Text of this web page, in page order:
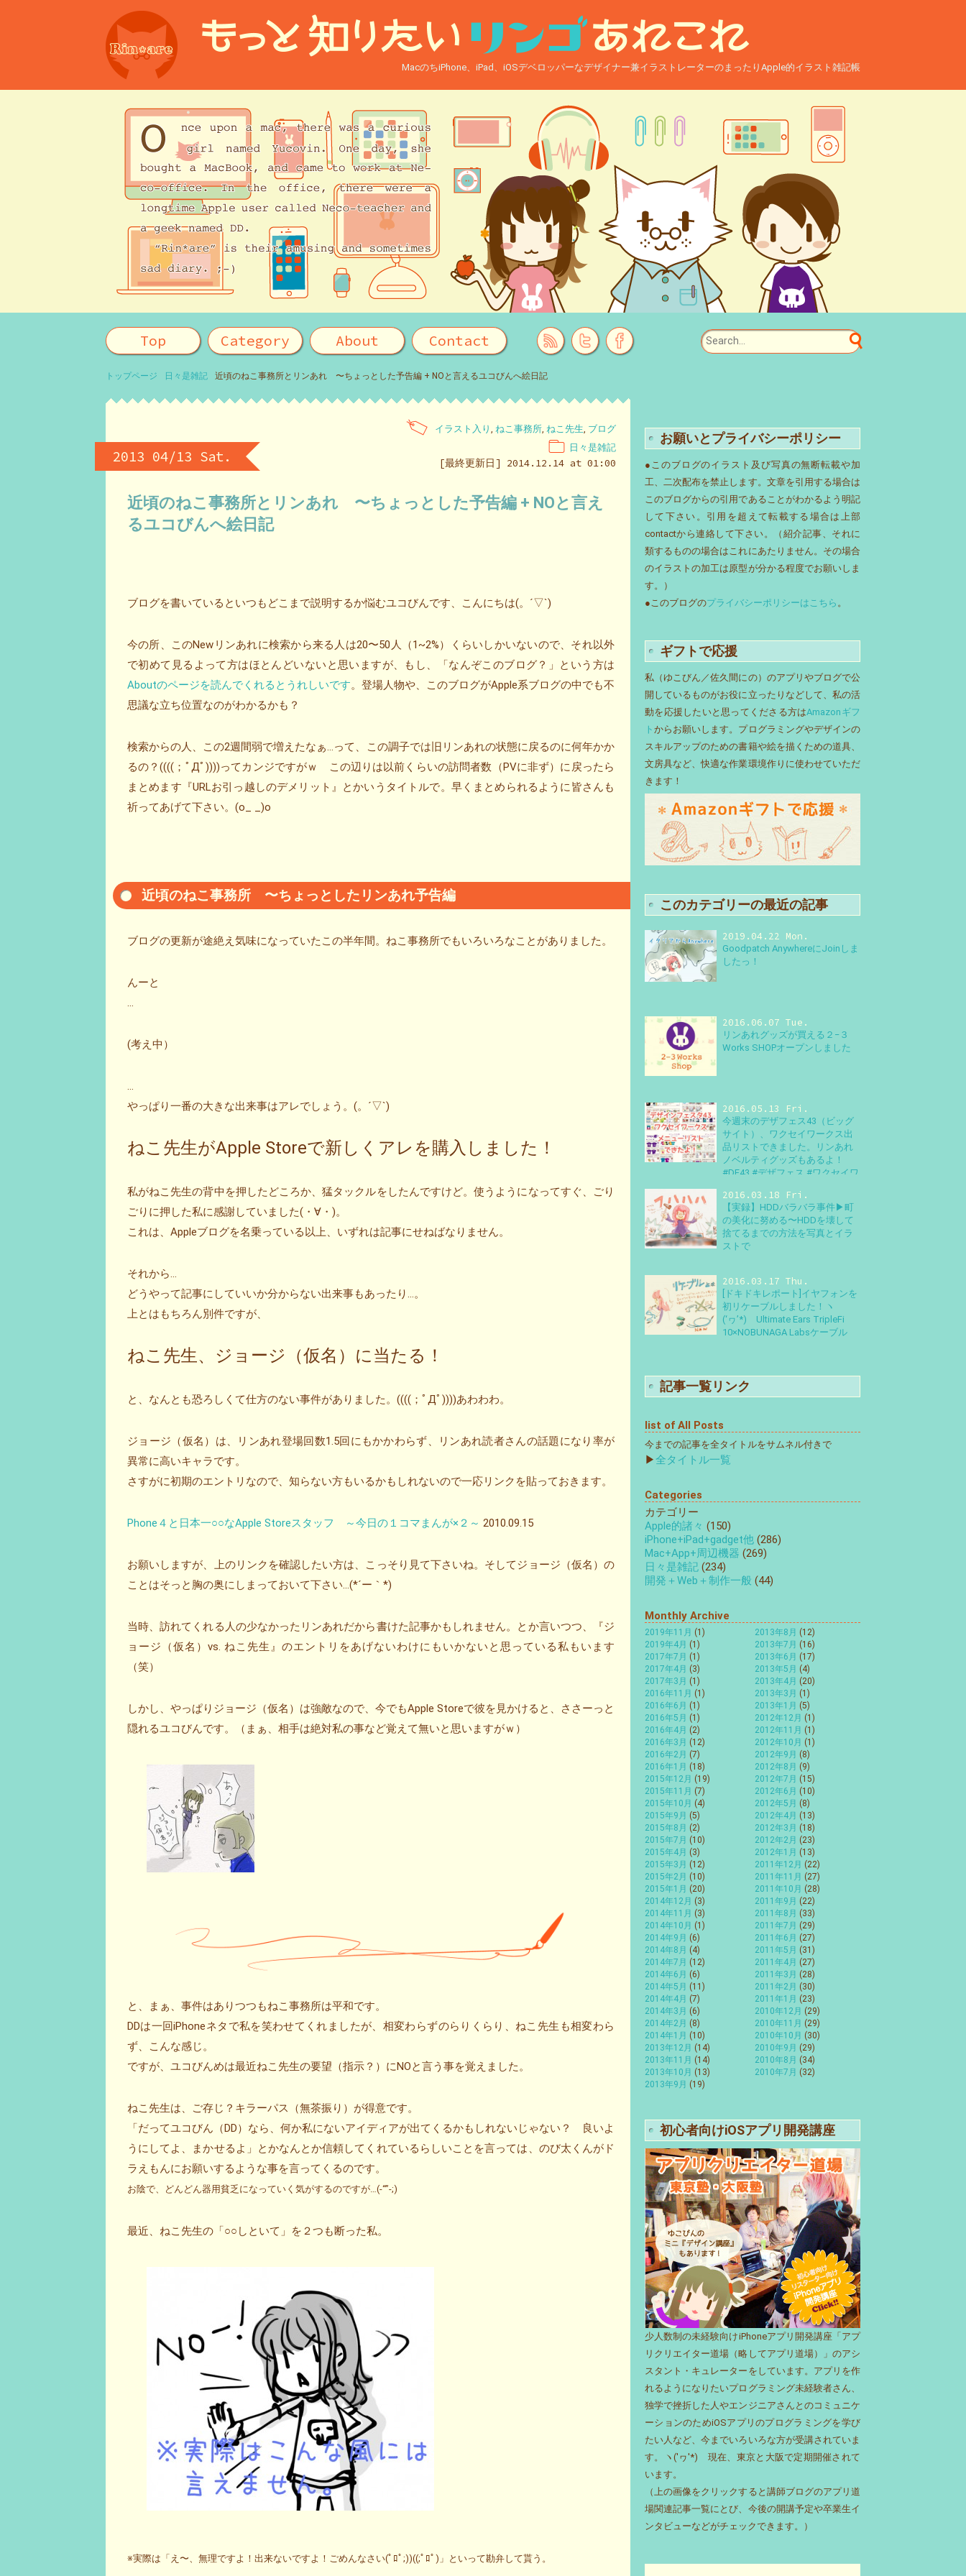
MacのちiPhone、iPad、iOSデベロッパーなデザイナー兼イラストレーターのまったりApple的イラスト雑記帳
Top Category About Contact
トップページ 日々是雑記 近頃のねこ事務所とリンあれ 〜ちょっとした予告編 + NOと言えるユコびんへ絵日記
2013 04/13 Sat.
日々是雑記
イラスト入り , ねこ事務所, ねこ先生, ブログ
[最終更新日] 2014.12.14 at 01:00
近頃のねこ事務所とリンあれ 〜ちょっとした予告編 + NOと言え
るユコびんへ絵日記
ブログを書いているといつもどこまで説明するか悩むユコびんです、こんにちは(。´▽`)
今の所、このNewリンあれに検索から来る人は20〜50人（1~2%）くらいしかいないので、それ以外
で初めて見るよって方はほとんどいないと思いますが、もし、「なんぞこのブログ？」という方は
Aboutのページを読んでくれるとうれしいです。登場人物や、このブログがApple系ブログの中でも不
思議な立ち位置なのがわかるかも？
検索からの人、この2週間弱で増えたなぁ…って、この調子では旧リンあれの状態に戻るのに何年かか
るの？((((；ﾟДﾟ))))ってカンジですがｗ この辺りは以前くらいの訪問者数（PVに非ず）に戻ったら
まとめます『URLお引っ越しのデメリット』とかいうタイトルで。早くまとめられるように皆さんも
祈ってあげて下さい。(o_ _)o
近頃のねこ事務所 〜ちょっとしたリンあれ予告編
ブログの更新が途絶え気味になっていたこの半年間。ねこ事務所でもいろいろなことがありました。
んーと
…
(考え中）
…
やっぱり一番の大きな出来事はアレでしょう。(。´▽`)
ねこ先生がApple Storeで新しくアレを購入しました！
私がねこ先生の背中を押したどころか、猛タックルをしたんですけど。使うようになってすぐ、ごり
ごりに押した私に感謝していました(・∀・)。
これは、Appleブログを名乗っている以上、いずれは記事にせねばなりません。
それから…
どうやって記事にしていいか分からない出来事もあったり…。
上とはもちろん別件ですが、
ねこ先生、ジョージ（仮名）に当たる！
と、なんとも恐ろしくて仕方のない事件がありました。((((；ﾟДﾟ))))あわわわ。
ジョージ（仮名）は、リンあれ登場回数1.5回にもかかわらず、リンあれ読者さんの話題になり率が
異常に高いキャラです。
さすがに初期のエントリなので、知らない方もいるかもしれないので一応リンクを貼っておきます。
Phone４と日本一○○なApple Storeスタッフ ～今日の１コマまんが×２～ 2010.09.15
お願いしますが、上のリンクを確認したい方は、こっそり見て下さいね。そしてジョージ（仮名）の
ことはそっと胸の奥にしまっておいて下さい…(*´ー｀*)
当時、訪れてくれる人の少なかったリンあれだから書けた記事かもしれません。とか言いつつ、『ジ
ョージ（仮名）vs. ねこ先生』のエントリをあげないわけにもいかないと思っている私もいます
（笑）
しかし、やっぱりジョージ（仮名）は強敵なので、今でもApple Storeで彼を見かけると、ささーっと
隠れるユコびんです。（まぁ、相手は絶対私の事など覚えて無いと思いますがｗ）
と、まぁ、事件はありつつもねこ事務所は平和です。
DDは一回iPhoneネタで私を笑わせてくれましたが、相変わらずのらりくらり、ねこ先生も相変わら
ず、こんな感じ。
ですが、ユコびんめは最近ねこ先生の要望（指示？）にNOと言う事を覚えました。
ねこ先生は、ご存じ？キラーパス（無茶振り）が得意です。
「だってユコびん（DD）なら、何か私にないアイディアが出てくるかもしれないじゃない？ 良いよ
うにしてよ、まかせるよ」とかなんとか信頼してくれているらしいことを言っては、のび太くんがド
ラえもんにお願いするような事を言ってくるのです。
お陰で、どんどん器用貧乏になっていく気がするのですが…(-“”-;)
最近、ねこ先生の「○○しといて」を２つも断った私。
※実際は「え〜、無理ですよ！出来ないですよ！ごめんなさい(ﾟﾛﾟ;))((;ﾟﾛﾟ)」といって勘弁して貰う。
お願いとプライバシーポリシー
●このブログのイラスト及び写真の無断転載や加
工、二次配布を禁止します。文章を引用する場合は
このブログからの引用であることがわかるよう明記
して下さい。引用を超えて転載する場合は上部
contactから連絡して下さい。（紹介記事、それに
類するものの場合はこれにあたりません。その場合
のイラストの加工は原型が分かる程度でお願いしま
す。）
●このブログのプライバシーポリシーはこちら 。
ギフトで応援
私（ゆこびん／佐久間にの）のアプリやブログで公
開しているものがお役に立ったりなどして、私の活
動を応援したいと思ってくださる方はAmazonギフ
トからお願いします。プログラミングやデザインの
スキルアップのための書籍や絵を描くための道具、
文房具など、快適な作業環境作りに使わせていただ
きます！
このカテゴリーの最近の記事
2019.04.22 Mon.
Goodpatch AnywhereにJoinしま
したっ！
2016.06.07 Tue.
リンあれグッズが買える２−３
Works SHOPオープンしました
2016.05.13 Fri.
今週末のデザフェス43（ビッグ
サイト）、ワクセイワークス出
品リストできました。リンあれ
ノベルティグッズもあるよ！
#DF43 #デザフェス #ワクセイワ
2016.03.18 Fri.
【実録】HDDバラバラ事件▶町
の美化に努める〜HDDを壊して
捨てるまでの方法を写真とイラ
ストで
2016.03.17 Thu.
[ドキドキレポート]イヤフォンを
初リケーブルしました！ヽ
(‘ヮ’*)ゝUltimate Ears TripleFi
10×NOBUNAGA Labsケーブル
記事一覧リンク
list of All Posts
今までの記事を全タイトルをサムネル付きで
▶全タイトル一覧
Categories
カテゴリー
Apple的諸々 (150)
iPhone+iPad+gadget他 (286)
Mac+App+周辺機器 (269)
日々是雑記 (234)
開発＋Web＋制作一般 (44)
Monthly Archive
2019年11月 (1)
2019年4月 (1)
2017年7月 (1)
2017年4月 (3)
2017年3月 (1)
2016年11月 (1)
2016年6月 (1)
2016年5月 (1)
2016年4月 (2)
2016年3月 (12)
2016年2月 (7)
2016年1月 (18)
2015年12月 (19)
2015年11月 (7)
2015年10月 (4)
2015年9月 (5)
2015年8月 (2)
2015年7月 (10)
2015年4月 (3)
2015年3月 (12)
2015年2月 (10)
2015年1月 (20)
2014年12月 (3)
2014年11月 (3)
2014年10月 (1)
2014年9月 (6)
2014年8月 (4)
2014年7月 (12)
2014年6月 (6)
2014年5月 (11)
2014年4月 (7)
2014年3月 (6)
2014年2月 (8)
2014年1月 (10)
2013年12月 (14)
2013年11月 (14)
2013年10月 (13)
2013年9月 (19)
2013年8月 (12)
2013年7月 (16)
2013年6月 (17)
2013年5月 (4)
2013年4月 (20)
2013年3月 (1)
2013年1月 (5)
2012年12月 (1)
2012年11月 (1)
2012年10月 (1)
2012年9月 (8)
2012年8月 (9)
2012年7月 (15)
2012年6月 (10)
2012年5月 (8)
2012年4月 (13)
2012年3月 (18)
2012年2月 (23)
2012年1月 (13)
2011年12月 (22)
2011年11月 (27)
2011年10月 (28)
2011年9月 (22)
2011年8月 (33)
2011年7月 (29)
2011年6月 (27)
2011年5月 (31)
2011年4月 (27)
2011年3月 (28)
2011年2月 (30)
2011年1月 (23)
2010年12月 (29)
2010年11月 (29)
2010年10月 (30)
2010年9月 (29)
2010年8月 (34)
2010年7月 (32)
初心者向けiOSアプリ開発講座
少人数制の未経験向けiPhoneアプリ開発講座「アプ
リクリエイター道場（略してアプリ道場）」のアシ
スタント・キュレーターをしています。アプリを作
れるようになりたいプログラミング未経験者さん、
独学で挫折した人やエンジニアさんとのコミュニケ
ーションのためiOSアプリのプログラミングを学び
たい人など、今までいろいろな方が受講されていま
す。ヽ('ヮ'*)ゝ現在、東京と大阪で定期開催されて
います。
（上の画像をクリックすると講師ブログのアプリ道
場関連記事一覧にとび、今後の開講予定や卒業生イ
ンタビューなどがチェックできます。）